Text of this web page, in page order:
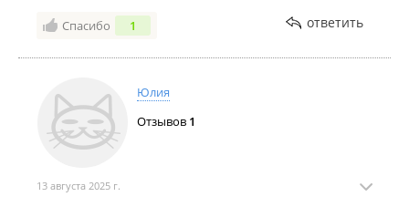
Спасибо 1 ответить
Юлия
Отзывов 1
13 августа 2025 г.